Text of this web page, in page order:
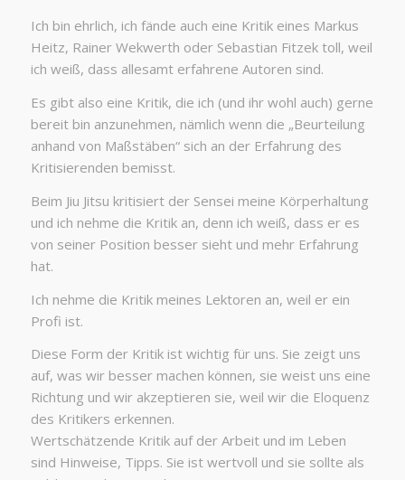
Ich bin ehrlich, ich fände auch eine Kritik eines Markus
Heitz, Rainer Wekwerth oder Sebastian Fitzek toll, weil
ich weiß, dass allesamt erfahrene Autoren sind.
Es gibt also eine Kritik, die ich (und ihr wohl auch) gerne
bereit bin anzunehmen, nämlich wenn die „Beurteilung
anhand von Maßstäben“ sich an der Erfahrung des
Kritisierenden bemisst.
Beim Jiu Jitsu kritisiert der Sensei meine Körperhaltung
und ich nehme die Kritik an, denn ich weiß, dass er es
von seiner Position besser sieht und mehr Erfahrung
hat.
Ich nehme die Kritik meines Lektoren an, weil er ein
Profi ist.
Diese Form der Kritik ist wichtig für uns. Sie zeigt uns
auf, was wir besser machen können, sie weist uns eine
Richtung und wir akzeptieren sie, weil wir die Eloquenz
des Kritikers erkennen.
Wertschätzende Kritik auf der Arbeit und im Leben
sind Hinweise, Tipps. Sie ist wertvoll und sie sollte als